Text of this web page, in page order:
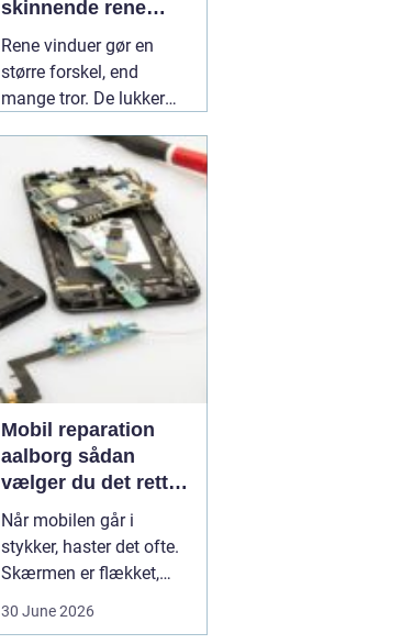
skinnende rene
ruder året rundt
Rene vinduer gør en
større forskel, end
mange tror. De lukker
erhvervsbygninger til at
fremstå velholdte og
giver et bedre indeklima.
Flere boligejere og
virksomheder vælger
derfor at bruge en
professionel01 July
2026
Mobil reparation
aalborg sådan
vælger du det rette
værksted
Når mobilen går i
stykker, haster det ofte.
Skærmen er flækket,
30 June 2026